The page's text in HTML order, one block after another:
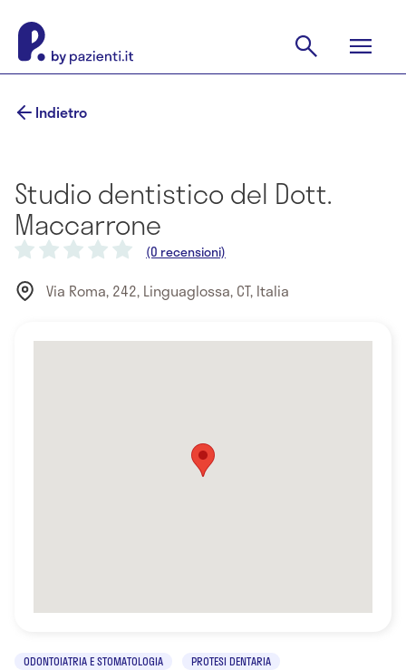
Indietro
Studio dentistico del Dott.
Maccarrone
(0 recensioni)
Via Roma, 242, Linguaglossa, CT, Italia
ODONTOIATRIA E STOMATOLOGIA PROTESI DENTARIA